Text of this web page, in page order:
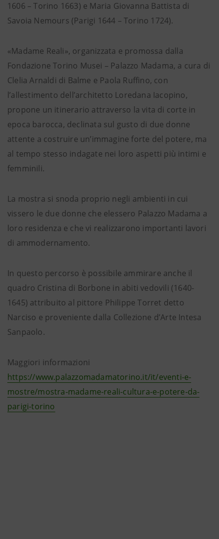
1606 – Torino 1663) e Maria Giovanna Battista di
Savoia Nemours (Parigi 1644 – Torino 1724).
«Madame Reali», organizzata e promossa dalla
Fondazione Torino Musei – Palazzo Madama, a cura di
Clelia Arnaldi di Balme e Paola Ruffino, con
l’allestimento dell’architetto Loredana Iacopino,
propone un itinerario attraverso la vita di corte in
epoca barocca, declinata sul gusto di due donne
attente a costruire un’immagine forte del potere, ma
al tempo stesso indagate nei loro aspetti più intimi e
femminili.
La mostra si snoda proprio negli ambienti in cui
vissero le due donne che elessero Palazzo Madama a
loro residenza e che vi realizzarono importanti lavori
di ammodernamento.
In questo percorso è possibile ammirare anche il
quadro Cristina di Borbone in abiti vedovili (1640-
1645) attribuito al pittore Philippe Torret detto
Narciso e proveniente dalla Collezione d’Arte Intesa
Sanpaolo.
Maggiori informazioni
https://www.palazzomadamatorino.it/it/eventi-e-
mostre/mostra-madame-reali-cultura-e-potere-da-
parigi-torino